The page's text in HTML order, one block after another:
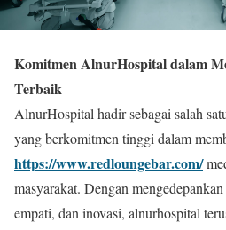
Komitmen AlnurHospital dalam
Terbaik
AlnurHospital hadir sebagai salah
yang berkomitmen tinggi dalam
https://www.redloungebar.com/
masyarakat. Dengan
empati, dan inovasi, alnurhospital